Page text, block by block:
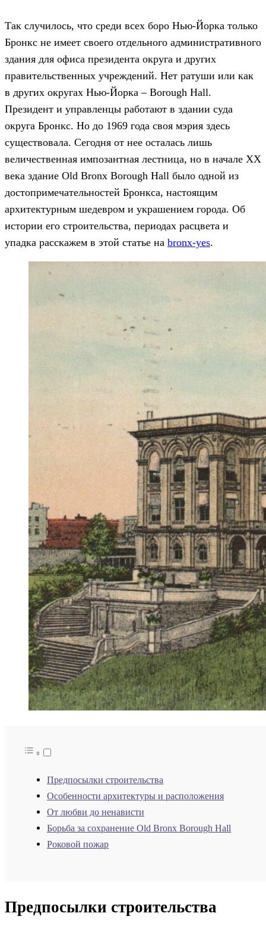
Так случилось, что среди всех боро Нью-Йорка только
Бронкс не имеет своего отдельного административного
здания для офиса президента округа и других
правительственных учреждений. Нет ратуши или как
в других округах Нью-Йорка – Borough Hall.
Президент и управленцы работают в здании суда
округа Бронкс. Но до 1969 года своя мэрия здесь
существовала. Сегодня от нее осталась лишь
величественная импозантная лестница, но в начале ХХ
века здание Old Bronx Borough Hall было одной из
достопримечательностей Бронкса, настоящим
архитектурным шедевром и украшением города. Об
истории его строительства, периодах расцвета и
упадка расскажем в этой статье на bronx-yes.
Предпосылки строительства
Особенности архитектуры и расположения
От любви до ненависти
Борьба за сохранение Old Bronx Borough Hall
Роковой пожар
Предпосылки строительства